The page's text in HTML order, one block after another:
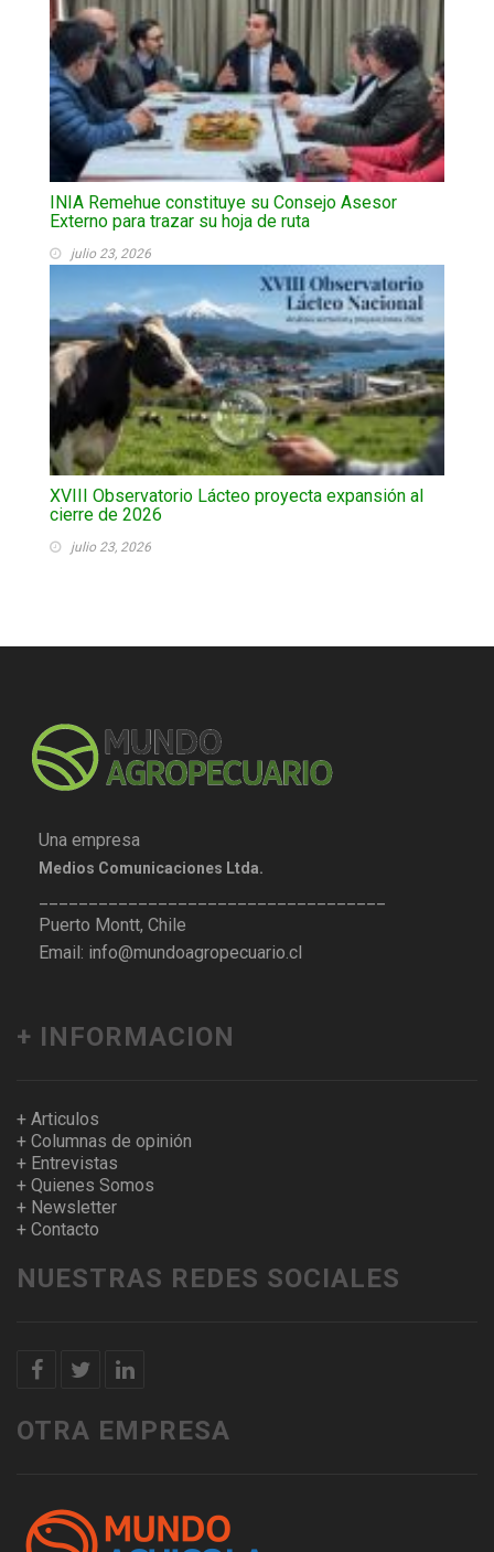
INIA Remehue constituye su Consejo Asesor
Externo para trazar su hoja de ruta
julio 23, 2026
XVIII Observatorio Lácteo proyecta expansión al
cierre de 2026
julio 23, 2026
Una empresa
Medios Comunicaciones Ltda.
Puerto Montt, Chile
Email: info@mundoagropecuario.cl
+ INFORMACION
+ Articulos
+ Columnas de opinión
+ Entrevistas
+ Quienes Somos
+ Newsletter
+ Contacto
NUESTRAS REDES SOCIALES
OTRA EMPRESA